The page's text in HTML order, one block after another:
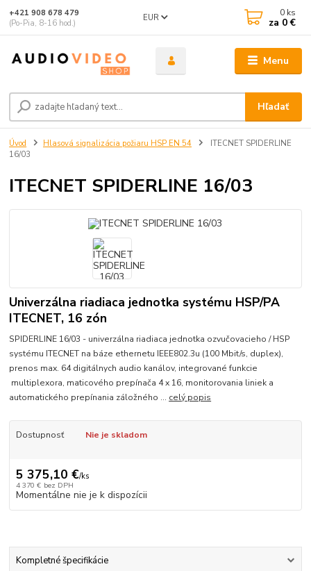
Menu
EUR
Hľadať
+421 908 678 479
(Po-Pia, 8-16 hod.)
0 ks
za 0 €
Úvod Hlasová signalizácia požiaru HSP EN 54
ITECNET SPIDERLINE
16/03
ITECNET SPIDERLINE 16/03
Univerzálna riadiaca jednotka systému HSP/PA
ITECNET, 16 zón
SPIDERLINE 16/03 - univerzálna riadiaca jednotka ozvučovacieho / HSP
systému ITECNET na báze ethernetu IEEE802.3u (100 Mbit/s, duplex),
prenos max. 64 digitálnych audio kanálov, integrované funkcie
multiplexora, maticového prepínača 4 x 16, monitorovania liniek a
automatického prepínania záložného ... celý popis
Dostupnosť Nie je skladom
5 375,10 €/ks
4 370 € bez DPH
Momentálne nie je k dispozícii
Kompletné špecifikácie